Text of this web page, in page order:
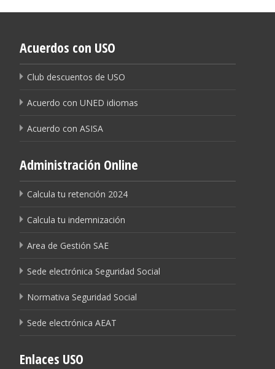
Acuerdos con USO
Club descuentos de USO
Acuerdo con UNED idiomas
Acuerdo con ASISA
Administración Online
Calcula tu retención 2024
Calcula tu indemnización
Area de Gestión SAE
Sede electrónica Seguridad Social
Normativa Seguridad Social
Sede electrónica AEAT
Enlaces USO